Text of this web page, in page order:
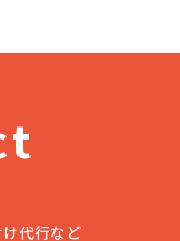
代行など